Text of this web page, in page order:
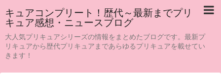
キュアコンプリート！歴代～最新までプリ
キュア感想・ニュースブログ
大人気プリキュアシリーズの情報をまとめたブログです。最新プ
リキュアから歴代プリキュアまであらゆるプリキュアを載せてい
きます！